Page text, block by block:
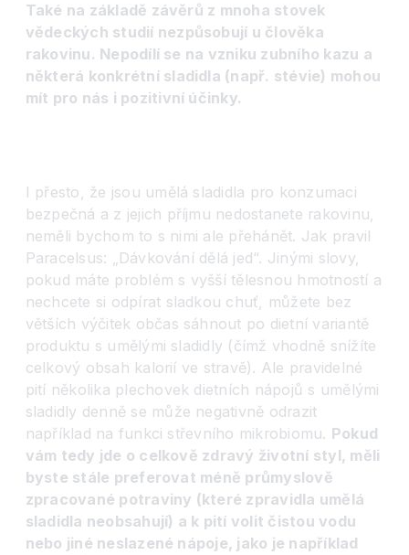
Také na základě závěrů z mnoha stovek
vědeckých studií nezpůsobují u člověka
rakovinu. Nepodílí se na vzniku zubního kazu a
některá konkrétní sladidla (např. stévie) mohou
mít pro nás i pozitivní účinky.
I přesto, že jsou umělá sladidla pro konzumaci
bezpečná a z jejich příjmu nedostanete rakovinu,
neměli bychom to s nimi ale přehánět. Jak pravil
Paracelsus: „Dávkování dělá jed“. Jinými slovy,
pokud máte problém s vyšší tělesnou hmotností a
nechcete si odpírat sladkou chuť, můžete bez
větších výčitek občas sáhnout po dietní variantě
produktu s umělými sladidly (čímž vhodně snížíte
celkový obsah kalorií ve stravě). Ale pravidelné
pití několika plechovek dietních nápojů s umělými
sladidly denně se může negativně odrazit
například na funkci střevního mikrobiomu. Pokud
vám tedy jde o celkově zdravý životní styl, měli
byste stále preferovat méně průmyslově
zpracované potraviny (které zpravidla umělá
sladidla neobsahují) a k pití volit čistou vodu
nebo jiné neslazené nápoje, jako je například